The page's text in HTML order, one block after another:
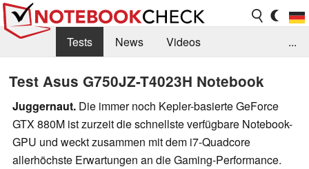
Tests News
Videos
Kaufberatung
Deals Suche
Jobs
Forum
...
Test Asus G750JZ-T4023H Notebook
Juggernaut. Die immer noch Kepler-basierte GeForce
GTX 880M ist zurzeit die schnellste verfügbare Notebook-
GPU und weckt zusammen mit dem i7-Quadcore
allerhöchste Erwartungen an die Gaming-Performance.